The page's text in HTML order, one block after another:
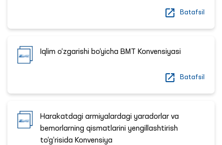
Batafsil
Iqlim o‘zgarishi bo‘yicha BMT Konvensiyasi
Batafsil
Harakatdagi armiyalardagi yaradorlar va
bemorlarning qismatlarini yengillashtirish
to‘g‘risida Konvensiya